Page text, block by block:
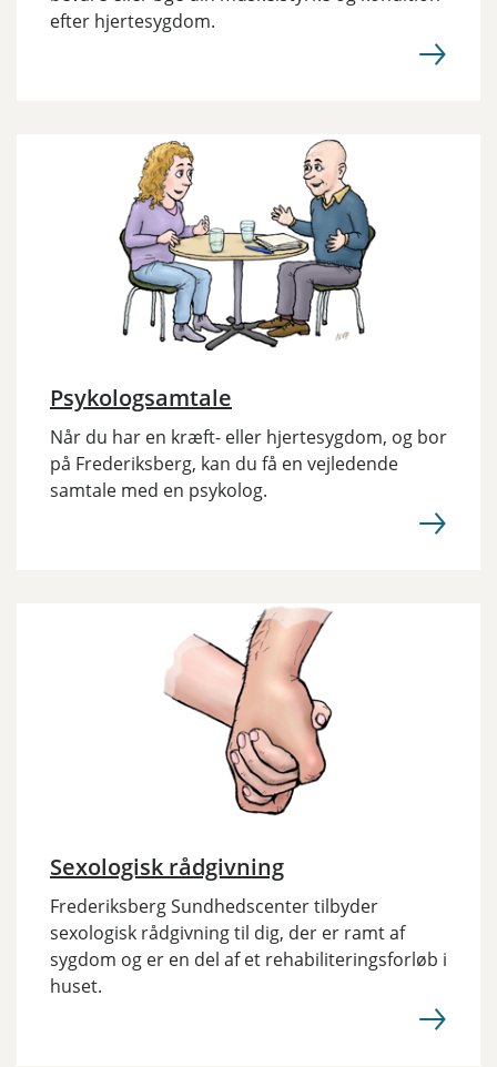
efter hjertesygdom.
Psykologsamtale
Når du har en kræft- eller hjertesygdom, og bor
på Frederiksberg, kan du få en vejledende
samtale med en psykolog.
Sexologisk rådgivning
Frederiksberg Sundhedscenter tilbyder
sexologisk rådgivning til dig, der er ramt af
sygdom og er en del af et rehabiliteringsforløb i
huset.